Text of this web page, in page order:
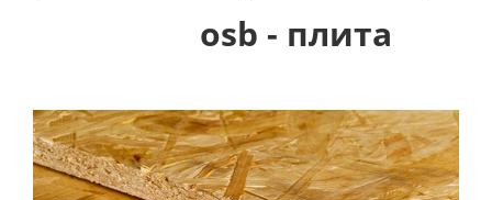
osb - плита